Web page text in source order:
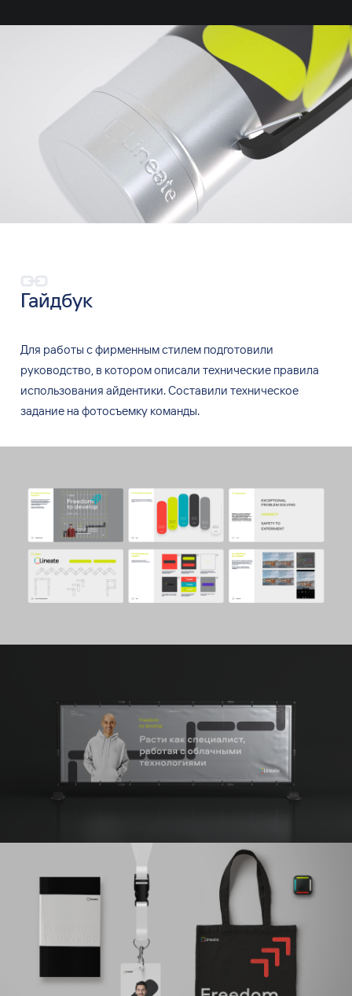
Гайдбук
Для работы сфирменным стилем подготовили
руководство, в котором описали технические правила
использования айдентики. Составили техническое
задание на фотосъемку команды.